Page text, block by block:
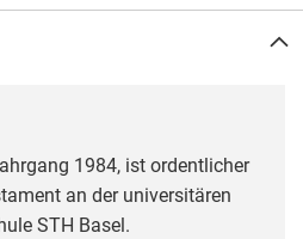
1984, ist ordentlicher
an der universitären
STH Basel.